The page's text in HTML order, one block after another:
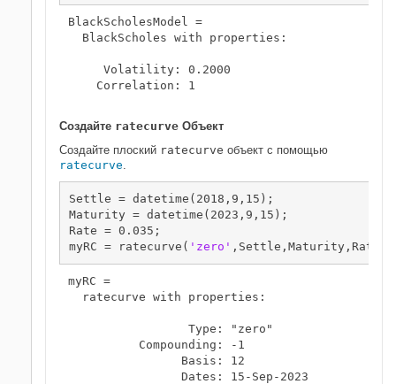
BlackScholesModel =
  BlackScholes with properties:
     Volatility: 0.2000
    Correlation: 1
Создайте ratecurve Объект
Создайте плоский ratecurve объект с помощью
ratecurve.
Settle = datetime(2018,9,15);
Maturity = datetime(2023,9,15);
Rate = 0.035;
myRC = ratecurve( 'zero' ,Settle,Maturity,Rate,
myRC =
  ratecurve with properties:
                 Type: "zero"
          Compounding: -1
                Basis: 12
                Dates: 15-Sep-2023